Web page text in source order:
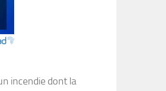
incendie dont la